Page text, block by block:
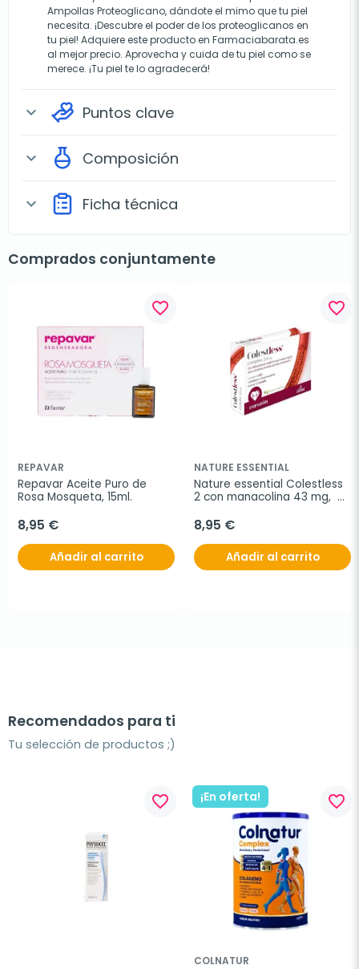
Ampollas Proteoglicano, dándote el mimo que tu piel
necesita. ¡Descubre el poder de los proteoglicanos en
tu piel! Adquiere este producto en Farmaciabarata.es
al mejor precio. Aprovecha y cuida de tu piel como se
merece. ¡Tu piel te lo agradecerá!
expand_more Puntos clave
expand_more Composición
expand_more Ficha técnica
Comprados conjuntamente
favorite_border
REPAVAR
Repavar Aceite Puro de
Rosa Mosqueta, 15ml.
8,95 €
Añadir al carrito
favorite_border
NATURE ESSENTIAL
Nature essential Colestless
2 con manacolina 43 mg,
8,95 €
Añadir al carrito
Recomendados para ti
Tu selección de productos ;)
favorite_border ¡En oferta! favorite_border
COLNATUR